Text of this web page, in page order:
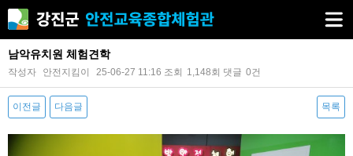
남악유치원 체험견학
작성자 안전지킴이 25-06-27 11:16 조회 1,148회 댓글 0건
이전글 다음글 목록